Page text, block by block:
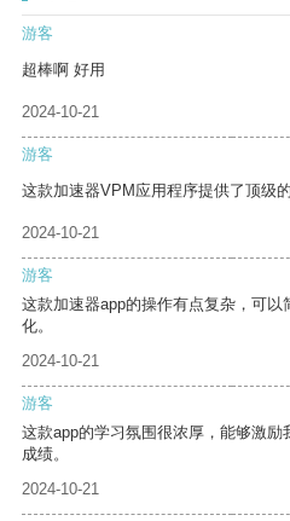
游客
超棒啊 好用
2024-10-21
游客
这款加速器VPM应用程序提供了顶级
2024-10-21
游客
这款加速器app的操作有点复杂，可
化。
2024-10-21
游客
这款app的学习氛围很浓厚，能够激
成绩。
2024-10-21